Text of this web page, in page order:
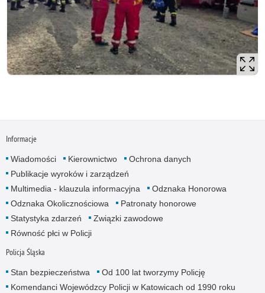
Informacje
Wiadomości Kierownictwo
Ochrona danych
Publikacje wyroków i zarządzeń
Multimedia - klauzula informacyjna
Odznaka Honorowa
Odznaka Okolicznościowa
Patronaty honorowe
Statystyka zdarzeń
Związki zawodowe
Równość płci w Policji
Policja Śląska
Stan bezpieczeństwa
Od 100 lat tworzymy Policję
Komendanci Wojewódzcy Policji w Katowicach od 1990 roku